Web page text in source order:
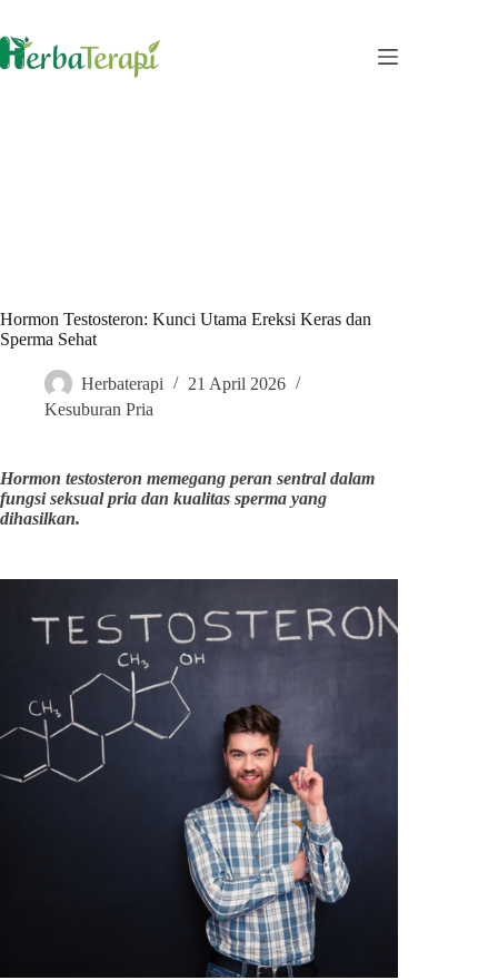
content
Hormon Testosteron: Kunci Utama Ereksi Keras dan
Sperma Sehat
Herbaterapi
21 April 2026
Kesuburan Pria
Hormon testosteron memegang peran sentral dalam
fungsi seksual pria dan kualitas sperma yang
dihasilkan.